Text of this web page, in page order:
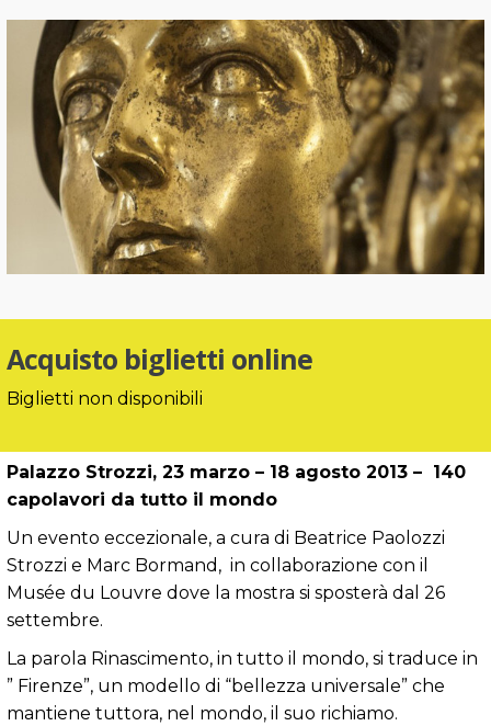
Acquisto biglietti online
Biglietti non disponibili
Palazzo Strozzi, 23 marzo – 18 agosto 2013 – 140
capolavori da tutto il mondo
Un evento eccezionale, a cura di Beatrice Paolozzi
Strozzi e Marc Bormand, in collaborazione con il
Musée du Louvre dove la mostra si sposterà dal 26
settembre.
La parola Rinascimento, in tutto il mondo, si traduce in
” Firenze”, un modello di “bellezza universale” che
mantiene tuttora, nel mondo, il suo richiamo.